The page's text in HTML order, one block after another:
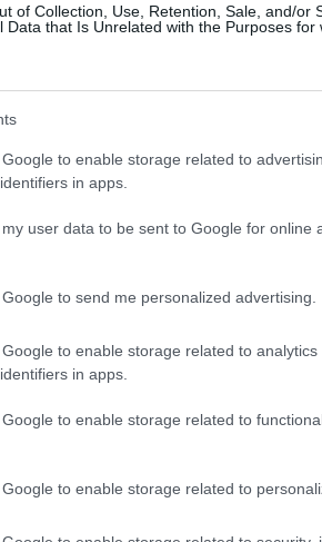
of Collection, Use, Retention, Sale, and/or
Data that Is Unrelated with the Purposes for
to enable storage related to
in apps.
user data to be sent to Google for online
to send me personalized advertising.
to enable storage related to analytics
in apps.
to enable storage related to
to enable storage related to